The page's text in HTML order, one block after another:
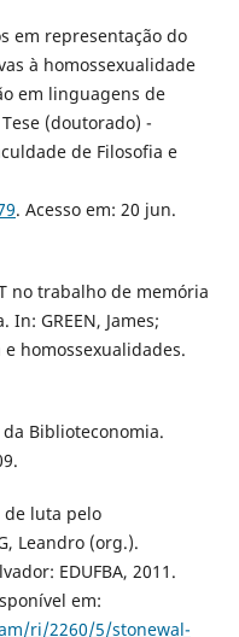
em representação do
à homossexualidade
em linguagens de
(doutorado) -
de Filosofia e
. Acesso em: 20 jun.
no trabalho de memória
GREEN, James;
homossexualidades.
da Biblioteconomia.
de luta pelo
Leandro (org.).
EDUFBA, 2011.
em:
ri/2260/5/stonewal-